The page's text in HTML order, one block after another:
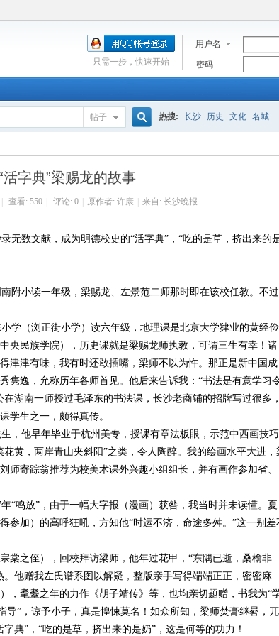
用户名
密码
只需一步，快速开始
帖子
索
热搜: 长沙 历史 文化 名城
活字典”梁赐龙的故事
查看: 550 评论: 0 原作者: 许康 来自: 长沙晚报
数文献，成为明德校史的“活字典”，“吃的是草，挤出来的
附小读一年级，梁赐龙、左景范二师那时即在该校任教。不过
学（浏正街小学）读六年级，地理课是北京大学肄业的黄经俭
央民族学院），历史课就是梁赐龙师执教，可谓三生有幸！诸
津津有味，我有时还敢插嘴，梁师不以为忤。那正是新中国成
隽逸，允称历年各师首见。他后来告诉我：“书法是有意学习
湖南一师授过毛泽东的书法课，长沙老商铺的招牌写过很多，
学生之一，颇得真传。
，他早年毕业于杭州美专，授课有章法板眼，示范中西画技巧
黄，两岸青山夹斜阳”之类，令人陶醉。我的绘画水平大进，
师寄踪翁推荐为校美术课外兴趣小组组长，并有画作参加省、
“鸣放”，由于一幅大字报（漫画）获咎，我当时并未读懂。夏
参加）的高呼狂吼，方知他“时运不济，命途多舛。”这一别差
棠之侄），回校拜访梁师，他年过花甲，“东隅已逝，桑榆非
他赠我左氏谱系图以解疑，整版亲手写得端端正正，密密麻
，耄耋之年的力作《胡子靖传》等，也均亲切题赠，书我为“
导”，谅予小子，真是惶悚莫名！如众所知，梁师焚膏继晷，兀
典”，“吃的是草，挤出来的是奶”，这是何等的功力！